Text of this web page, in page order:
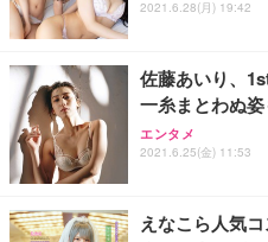
ス圧無段階昇降
グモニター QD
2021.6.28(月) 19:42
佐藤あいり、
一糸まとわぬ姿
エンタメ
2021.6.25(金) 11:53
えなこら人気